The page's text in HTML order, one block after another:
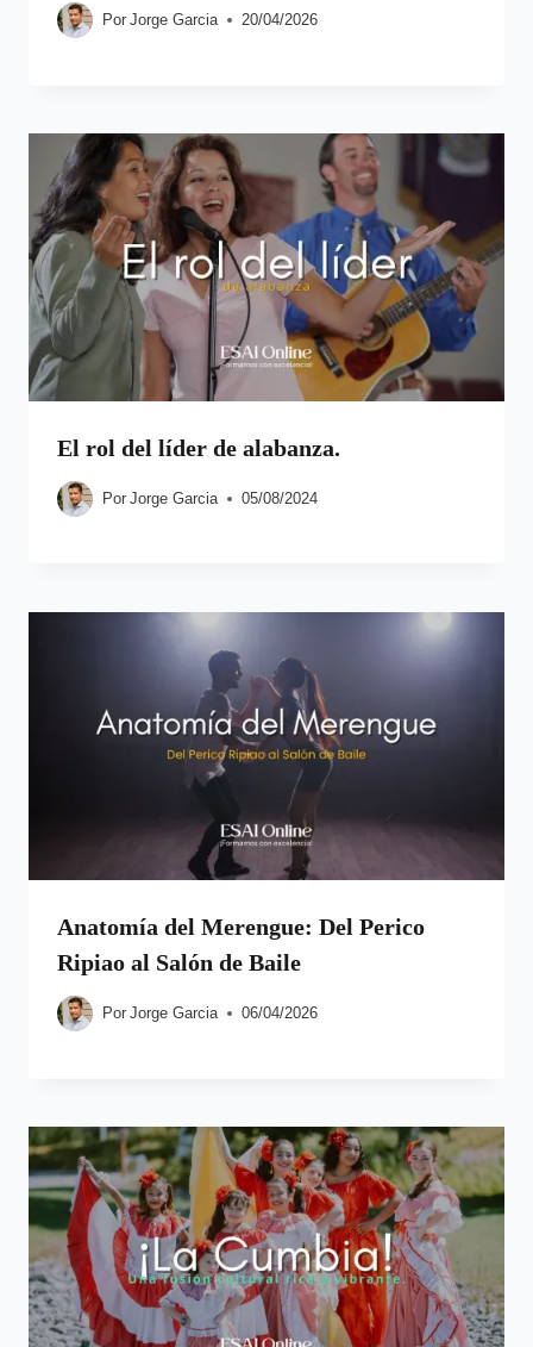
Por Jorge Garcia 20/04/2026
El rol del líder de alabanza.
Por Jorge Garcia 05/08/2024
Anatomía del Merengue: Del Perico
Ripiao al Salón de Baile
Por Jorge Garcia 06/04/2026